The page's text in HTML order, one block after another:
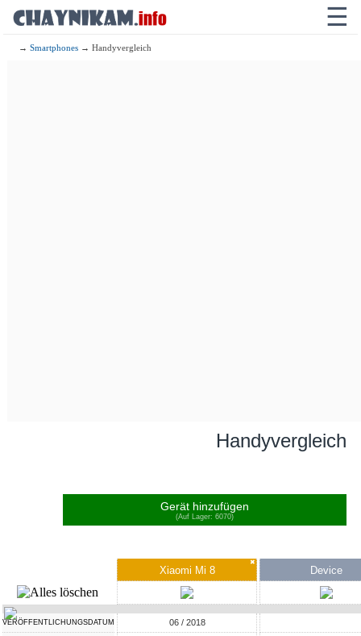
☰
→Smartphones → Handyvergleich
Handyvergleich
Gerät hinzufügen
(Auf Lager: 6070)
✖
Xiaomi Mi 8 Device
VERÖFFENTLICHUNGSDATUM 06 / 2018